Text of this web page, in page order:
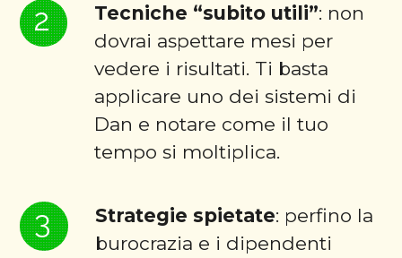
2 Tecniche “subito utili”: non
dovrai aspettare mesi per
vedere i risultati. Ti basta
applicare uno dei sistemi di
Dan e notare come il tuo
tempo si moltiplica.
3 Strategie spietate: perfino la
burocrazia e i dipendenti